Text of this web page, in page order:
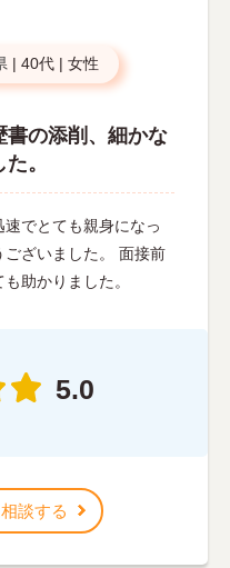
| 40代 | 女性
書の添削、細かな
。
でとても親身になっ
ざいました。 面接前
助かりました。
5.0
談する